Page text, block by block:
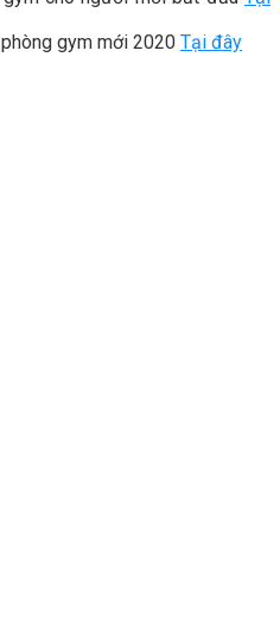
gym mới 2020 Tại đây